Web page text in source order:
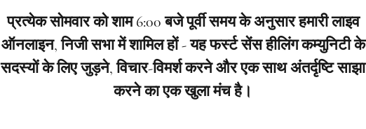
प्रत्येक सोमवार को शाम 6:00 बजे पूर्वी समय के अनुसार हमारी लाइव
ऑनलाइन, निजी सभा में शामिल हों - यह फर्स्ट सेंस हीलिंग कम्युनिटी के
सदस्यों के लिए जुड़ने, विचार-विमर्श करने और एक साथ अंतर्दृष्टि साझा
करने का एक खुला मंच है।